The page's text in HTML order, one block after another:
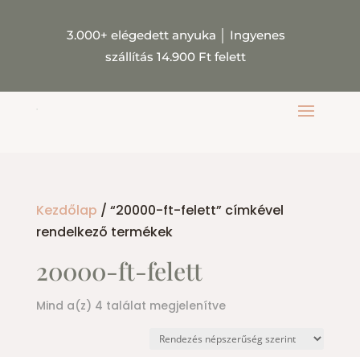
3.000+ elégedett anyuka
Ingyenes
szállítás 14.900 Ft felett
Kezdőlap / “20000-ft-felett” címkével
rendelkező termékek
20000-ft-felett
Mind a(z) 4 találat megjelenítveSorted
popularity